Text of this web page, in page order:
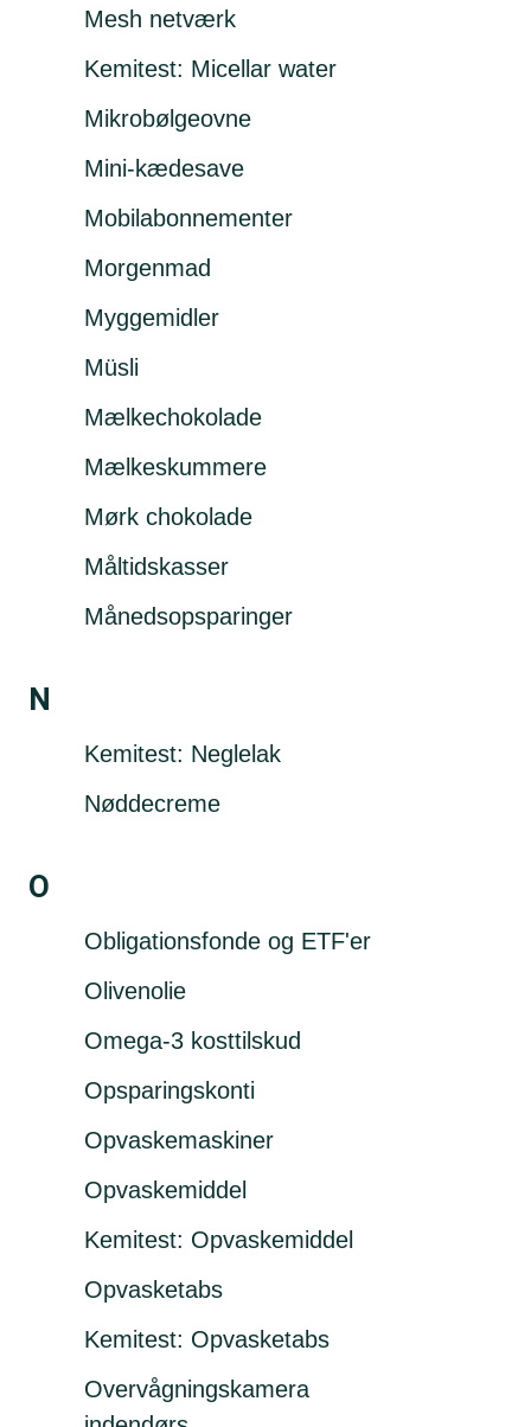
Mesh netværk
Kemitest: Micellar water
Mikrobølgeovne
Mini-kædesave
Mobilabonnementer
Morgenmad
Myggemidler
Müsli
Mælkechokolade
Mælkeskummere
Mørk chokolade
Måltidskasser
Månedsopsparinger
N
Kemitest: Neglelak
Nøddecreme
O
Obligationsfonde og ETF'er
Olivenolie
Omega-3 kosttilskud
Opsparingskonti
Opvaskemaskiner
Opvaskemiddel
Kemitest: Opvaskemiddel
Opvasketabs
Kemitest: Opvasketabs
Overvågningskamera